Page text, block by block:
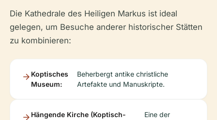
Die Kathedrale des Heiligen Markus ist ideal
gelegen, um Besuche anderer historischer Stätten
zu kombinieren:
Koptisches
Museum:
Beherbergt antike christliche
Artefakte und Manuskripte.
Hängende Kirche (Koptisch-
Eine der